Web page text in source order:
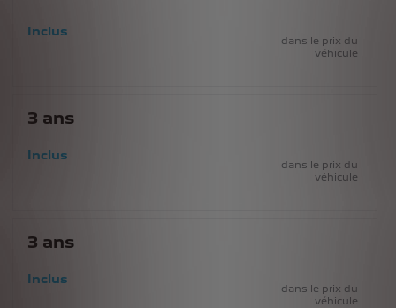
Inclus
dans le prix du
véhicule
3 ans
Inclus
dans le prix du
véhicule
3 ans
Inclus
dans le prix du
véhicule